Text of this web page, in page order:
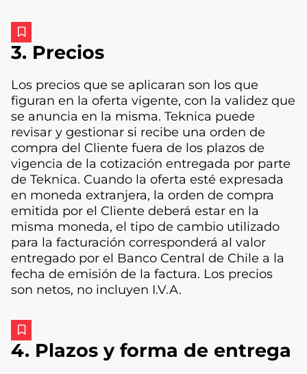
3. Precios
Los precios que se aplicaran son los que
figuran en la oferta vigente, con la validez que
se anuncia en la misma. Teknica puede
revisar y gestionar si recibe una orden de
compra del Cliente fuera de los plazos de
vigencia de la cotización entregada por parte
de Teknica. Cuando la oferta esté expresada
en moneda extranjera, la orden de compra
emitida por el Cliente deberá estar en la
misma moneda, el tipo de cambio utilizado
para la facturación corresponderá al valor
entregado por el Banco Central de Chile a la
fecha de emisión de la factura. Los precios
son netos, no incluyen I.V.A.
4. Plazos y forma de entrega